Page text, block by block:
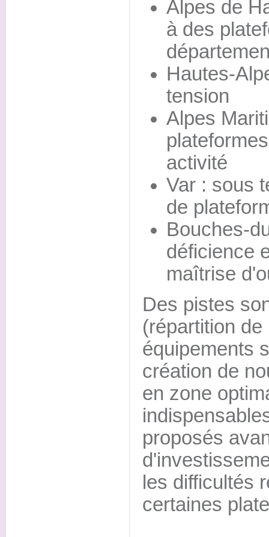
Alpes de
à des
Hautes-
tension
Alpes
activité
Var : sous
de
Bouches-
déficience
maîtrise
Des pistes
(répartition
équipements
création de
en zone
proposés
les difficultés
certaines